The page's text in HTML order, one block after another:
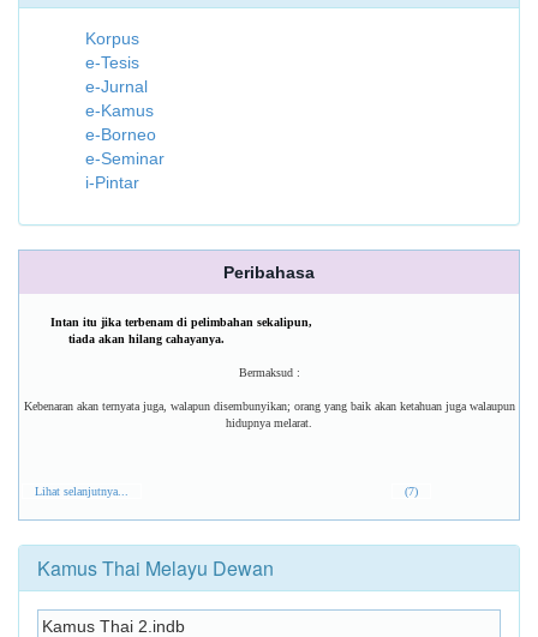
Korpus
e-Tesis
e-Jurnal
e-Kamus
e-Borneo
e-Seminar
i-Pintar
Peribahasa
Intan itu jika terbenam di pelimbahan sekalipun,
tiada akan hilang cahayanya.
Bermaksud :
Kebenaran akan ternyata juga, walapun disembunyikan; orang yang baik akan ketahuan juga walaupun
hidupnya melarat.
Lihat selanjutnya... (7)
Kamus Thai Melayu Dewan
Kamus Thai 2.indb